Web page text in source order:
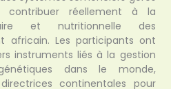
réellement à la
et nutritionnelle des
africain. Les participants ont
instruments liés à la gestion
dans le monde,
continentales pour